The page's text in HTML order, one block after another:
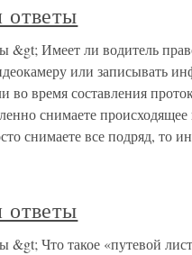
&gt; Имеет ли водитель
или записывать
во время составления
снимаете происходящее
снимаете все подряд, то
&gt; Что такое «путевой